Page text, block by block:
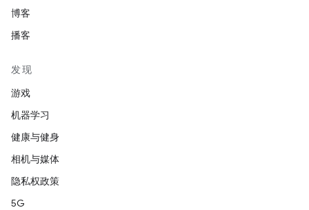
博客
播客
发现
游戏
机器学习
健康与健身
相机与媒体
隐私权政策
5G